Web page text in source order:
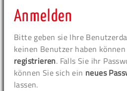
Anmelden
Bitte geben sie Ihre
keinen Benutzer haben
registrieren. Falls Sie ihr
können Sie sich ein neues
lassen.